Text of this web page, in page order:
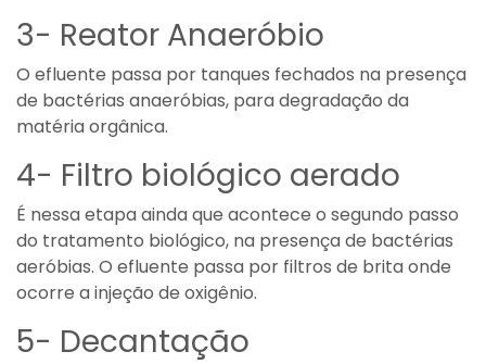
3- Reator Anaeróbio
O efluente passa por tanques fechados na presença
de bactérias anaeróbias, para degradação da
matéria orgânica.
4- Filtro biológico aerado
É nessa etapa ainda que acontece o segundo passo
do tratamento biológico, na presença de bactérias
aeróbias. O efluente passa por filtros de brita onde
ocorre a injeção de oxigênio.
5- Decantação